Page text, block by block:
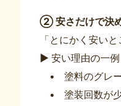
② 安さだけで決
「とにかく安い
▶ 安い理由の一例
• 塗料のグレ
• 塗装回数が少